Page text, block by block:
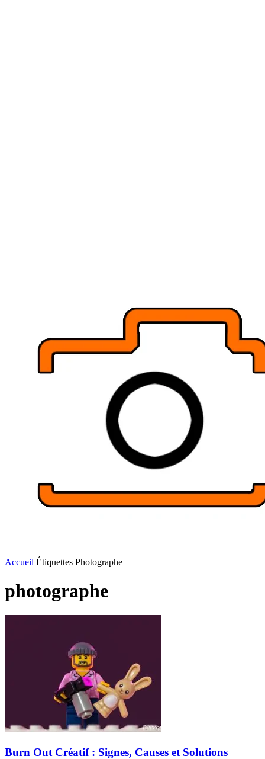
Accueil Étiquettes Photographe
photographe
Burn Out Créatif : Signes, Causes et Solutions